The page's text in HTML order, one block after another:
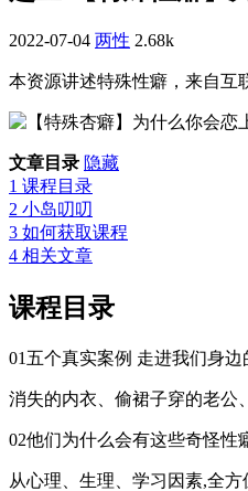
2022-07-04 两性 2.68k
本资源讲述特殊性癖，来自互
文章目录 隐藏
1 课程目录
2 小岛叨叨
3 如何获取课程
4 相关文章
课程目录
01五个真实案例 走进我们身
消失的内衣、偷裙子穿的老公
02他们为什么会有这些奇怪性
从心理、生理、学习因素,全方